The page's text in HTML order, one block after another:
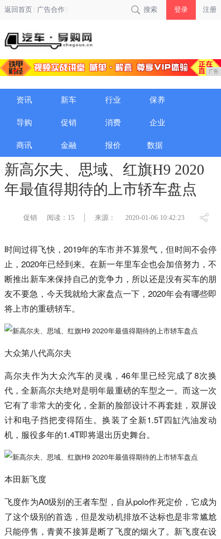
返回首页 广告合作 搜索 登录 注册
广告
资讯 新车 行业 保养
导购 促销 消费 企业
商讯 金融 报价 数据
新高尔夫、思域、红旗H9 2020
年最值得期待的上市轿车盘点
促销 阅读：15 来源： 2020-01-06 10:42:23
时间过得飞快，2019年的车市并不算景气，但时间不会停
止，2020年已经到来。在新一年里车企也会加倍努力，不
断推出新车来保持自己的竞争力，所以还是没有买车的朋
友不要急，今天我就给大家盘点一下，2020年会有哪些即
将上市的重磅轿车。
大众第八代高尔夫
高尔夫作为大众汽车的灵魂，46年里已经完成了8次换
代，全新高尔夫绝对是明年最重磅的车型之一。而这一次
它有了非常大的变化，全新的脸部设计不再套娃，双屏设
计和电子挡把变得陌生。换装了全新1.5T四缸汽油发动
机，服役多年的1.4T即将退出历史舞台。
本田新飞度
飞度作为A0级别的王者车型，自从polo作死定价，它成为
了这个级别的首选，但是发动机排放不达标也是非常尴尬
只能停售，青黄不接算是断了飞度的烟火了。新飞度在设